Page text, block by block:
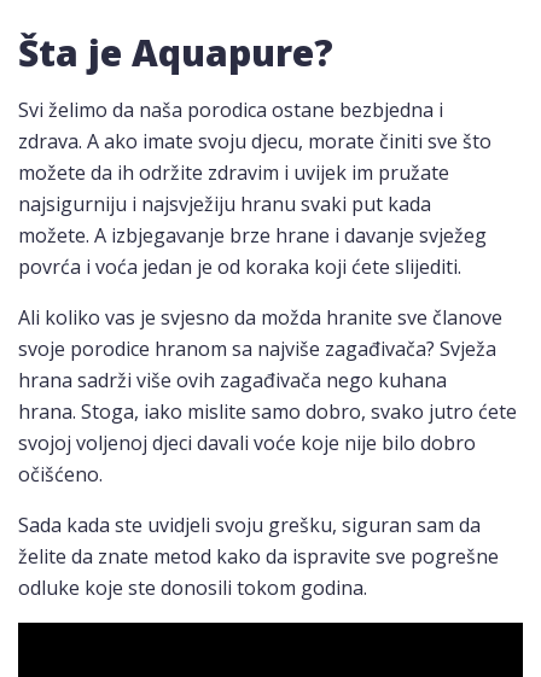
Šta je Aquapure?
Svi želimo da naša porodica ostane bezbjedna i
zdrava. A ako imate svoju djecu, morate činiti sve što
možete da ih održite zdravim i uvijek im pružate
najsigurniju i najsvježiju hranu svaki put kada
možete. A izbjegavanje brze hrane i davanje svježeg
povrća i voća jedan je od koraka koji ćete slijediti.
Ali koliko vas je svjesno da možda hranite sve članove
svoje porodice hranom sa najviše zagađivača? Svježa
hrana sadrži više ovih zagađivača nego kuhana
hrana. Stoga, iako mislite samo dobro, svako jutro ćete
svojoj voljenoj djeci davali voće koje nije bilo dobro
očišćeno.
Sada kada ste uvidjeli svoju grešku, siguran sam da
želite da znate metod kako da ispravite sve pogrešne
odluke koje ste donosili tokom godina.